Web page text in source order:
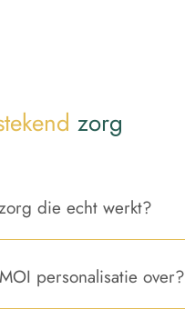
zorg
die echt werkt?
personalisatie over?